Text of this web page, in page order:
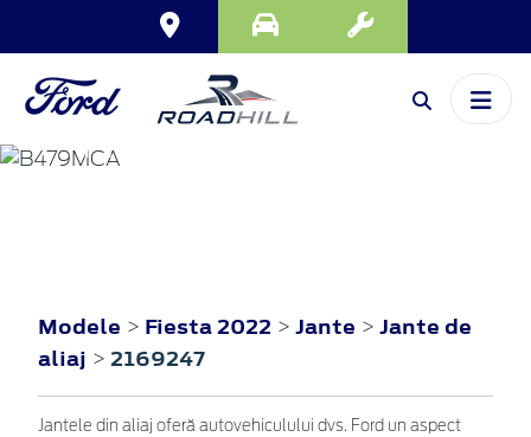
FIESTA
Modele > Fiesta 2022 > Jante > Jante de
aliaj > 2169247
Jantele din aliaj oferă autovehiculului dvs. Ford un aspect